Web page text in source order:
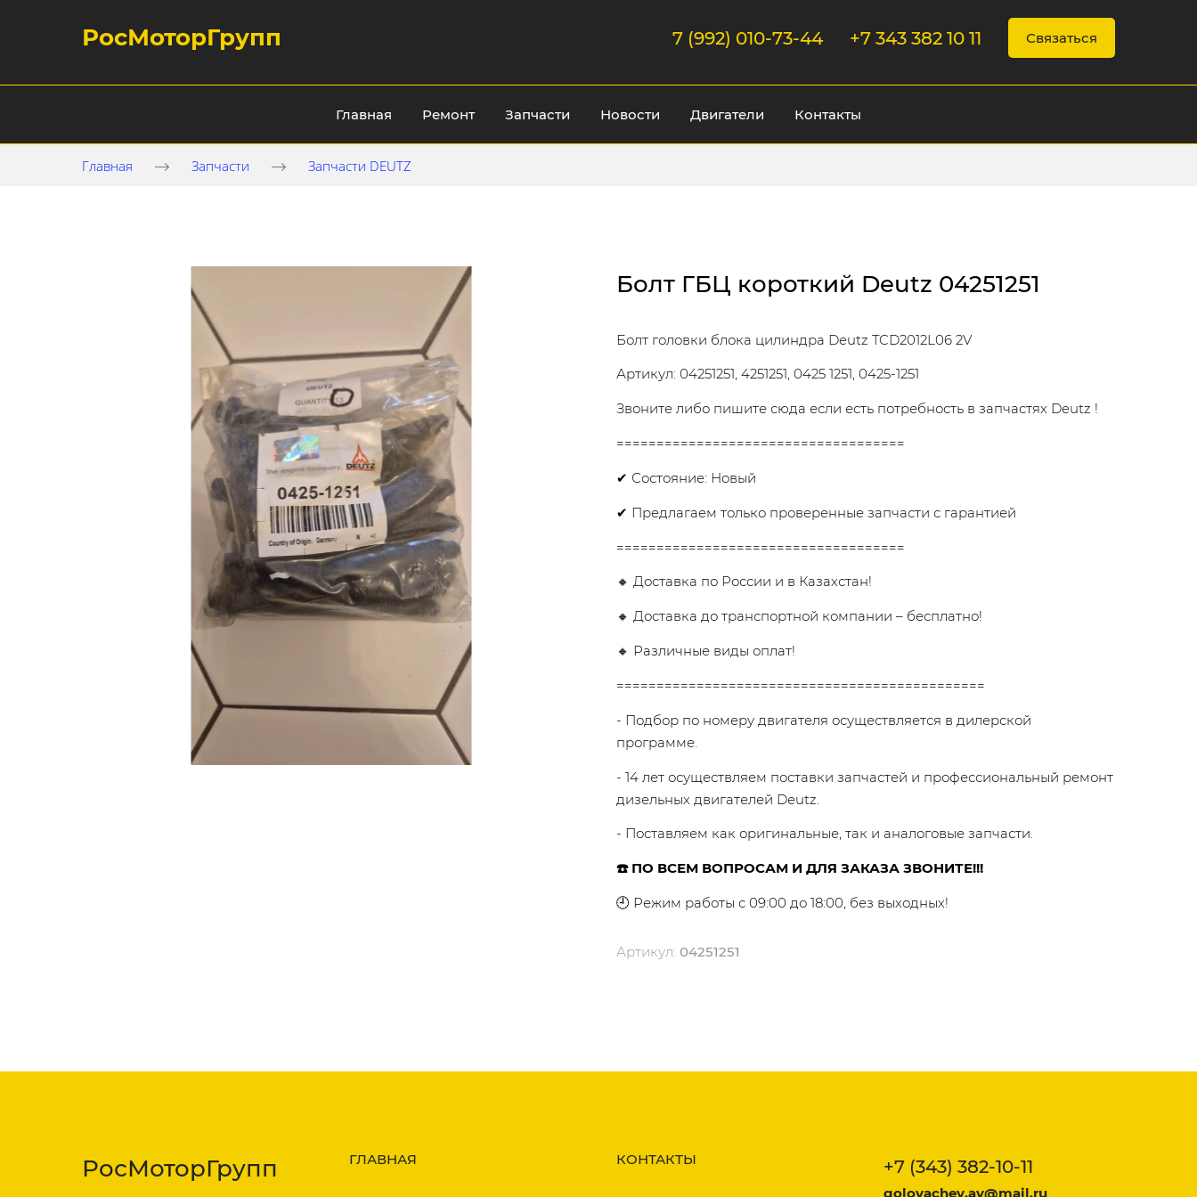
РосМоторГрупп 7 (992) 010-73-44 +7 343 382 10 11 Связаться
Главная Ремонт Запчасти Новости Двигатели Контакты
Главная Запчасти Запчасти DEUTZ
Болт ГБЦ короткий Deutz 04251251
Болт головки блока цилиндра Deutz TCD2012L06 2V
Артикул: 04251251, 4251251, 0425 1251, 0425-1251
Звоните либо пишите сюда если есть потребность в запчастях Deutz !
====================================
✔ Состояние: Новый
✔ Предлагаем только проверенные запчасти с гарантией
====================================
🔸 Доставка по России и в Казахстан!
🔸 Доставка до транспортной компании – бесплатно!
🔸 Различные виды оплат!
==============================================
- Подбор по номеру двигателя осуществляется в дилерской
программе.
- 14 лет осуществляем поставки запчастей и профессиональный ремонт
дизельных двигателей Dеutz.
- Поставляем как оригинальные, так и аналоговые запчасти.
☎️ ПО ВСЕМ ВОПРОСАМ И ДЛЯ ЗАКАЗА ЗВОНИТЕ!!!
🕘 Режим работы с 09:00 до 18:00, без выходных!
Артикул: 04251251
РосМоторГрупп ГЛАВНАЯ КОНТАКТЫ +7 (343) 382-10-11
golovachev.av@mail.ru